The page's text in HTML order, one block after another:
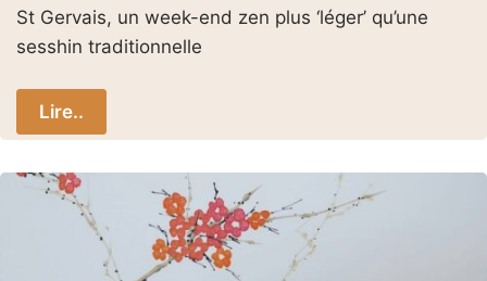
St Gervais, un week-end zen plus ‘léger’ qu’une
sesshin traditionnelle
Lire..